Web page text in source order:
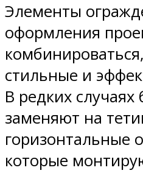
Элементы
оформления
стильные и
В редких случаях
заменяют на
горизонтальные
которые